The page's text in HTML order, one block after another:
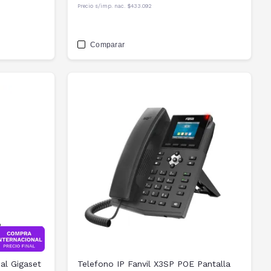
Precio s/imp. nac. $433.092
Comparar
Gigaset Telefono IP Fanvil X3SP POE Pantalla